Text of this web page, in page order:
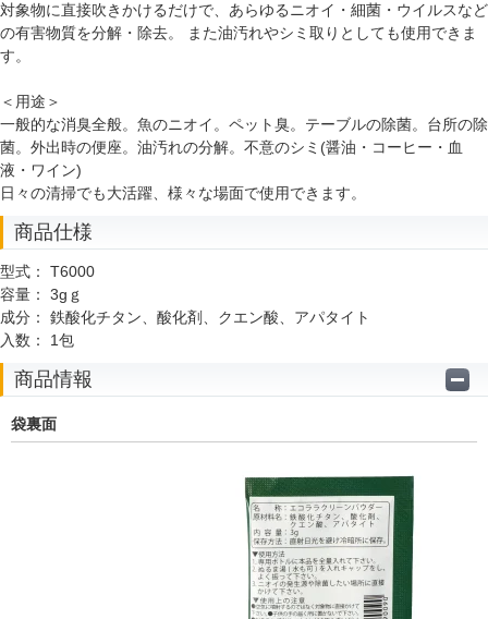
対象物に直接吹きかけるだけで、あらゆるニオイ・細菌・ウイルスなど
の有害物質を分解・除去。 また油汚れやシミ取りとしても使用できま
す。
＜用途＞
一般的な消臭全般。魚のニオイ。ペット臭。テーブルの除菌。台所の除
菌。外出時の便座。油汚れの分解。不意のシミ(醤油・コーヒー・血
液・ワイン)
日々の清掃でも大活躍、様々な場面で使用できます。
商品仕様
型式： T6000
容量： 3gｇ
成分： 鉄酸化チタン、酸化剤、クエン酸、アパタイト
入数： 1包
商品情報
袋裏面